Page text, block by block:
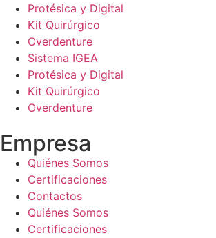
Protésica y Digital
Kit Quirúrgico
Overdenture
Sistema IGEA
Protésica y Digital
Kit Quirúrgico
Overdenture
Empresa
Quiénes Somos
Certificaciones
Contactos
Quiénes Somos
Certificaciones